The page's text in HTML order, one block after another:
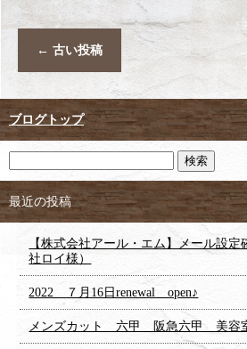
← 古い投稿
ブログトップ
最近の投稿
【株式会社アール・エム】メール設
社ロイ様）
2022 ７月16日renewal open♪
メンズカット 六甲 阪急六甲 美容